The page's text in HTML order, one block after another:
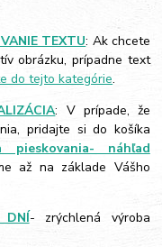
TEXTU: Ak chcete
obrázku, prípadne text
do tejto kategórie.
: V prípade, že
pridajte si do košíka
pieskovania- náhľad
až na základe Vášho
DNÍ- zrýchlená výroba